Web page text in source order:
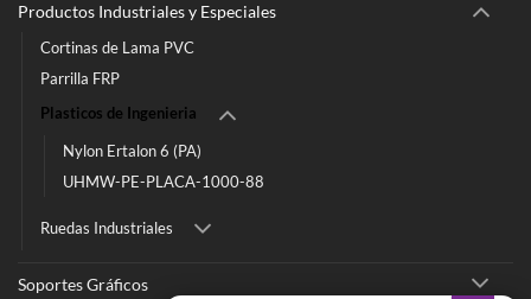
Productos Industriales y Especiales
Cortinas de Lama PVC
Parrilla FRP
Plasticos de Ingenieria
Nylon Ertalon 6 (PA)
UHMW-PE-PLACA-1000-88
Ruedas Industriales
Soportes Gráficos